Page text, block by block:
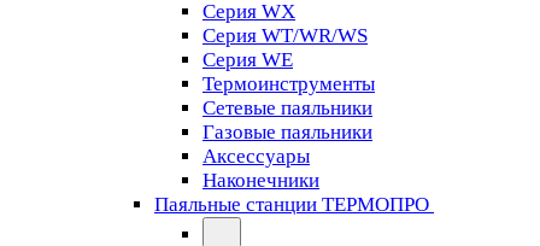
Серия WX
Серия WT/WR/WS
Серия WE
Термоинструменты
Сетевые паяльники
Газовые паяльники
Аксессуары
Наконечники
Паяльные станции ТЕРМОПРО